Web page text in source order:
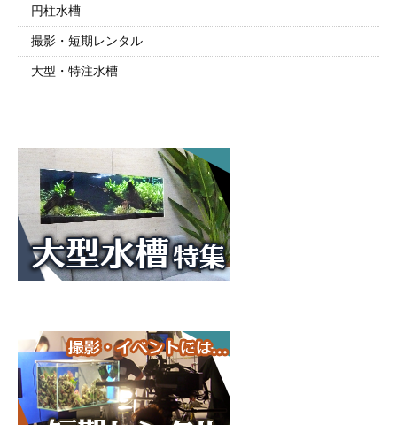
円柱水槽
撮影・短期レンタル
大型・特注水槽